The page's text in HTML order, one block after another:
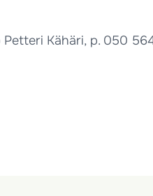
Petteri Kähäri, p. 050